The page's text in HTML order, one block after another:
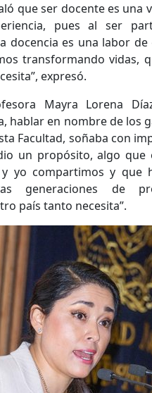
que ser docente es una
pues al ser
docencia es una labor
transformando vidas,
expresó.
Mayra Lorena
hablar en nombre de los
Facultad, soñaba con
un propósito, algo
yo compartimos y que
generaciones de
país tanto necesita”.